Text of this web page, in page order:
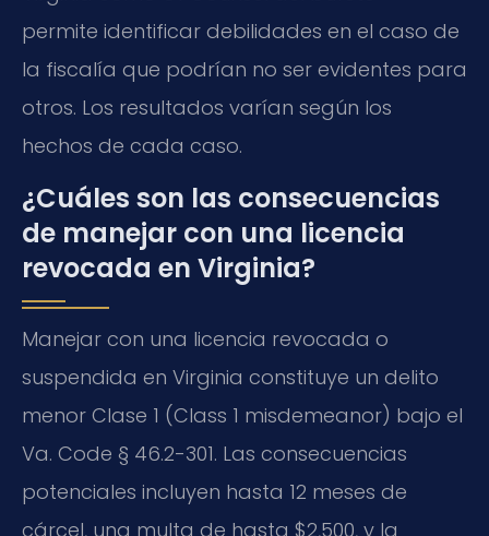
permite identificar debilidades en el caso de
la fiscalía que podrían no ser evidentes para
otros. Los resultados varían según los
hechos de cada caso.
¿Cuáles son las consecuencias
de manejar con una licencia
revocada en Virginia?
Manejar con una licencia revocada o
suspendida en Virginia constituye un delito
menor Clase 1 (Class 1 misdemeanor) bajo el
Va. Code § 46.2-301. Las consecuencias
potenciales incluyen hasta 12 meses de
cárcel, una multa de hasta $2,500, y la